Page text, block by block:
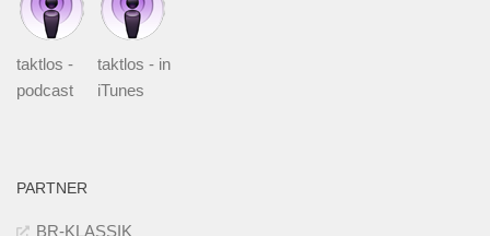
taktlos -
podcast
taktlos - in
iTunes
PARTNER
BR-KLASSIK